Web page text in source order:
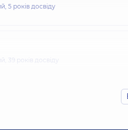
5 років досвіду
39 років досвіду